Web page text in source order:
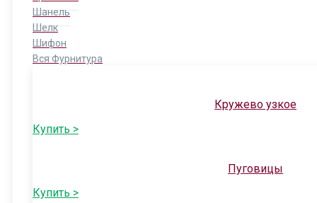
Шанель
Шелк
Шифон
Вся Фурнитура
Кружево узкое
Купить >
Пуговицы
Купить >